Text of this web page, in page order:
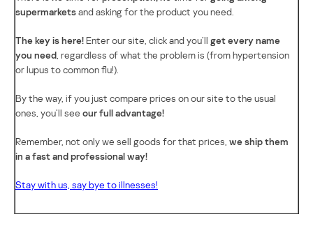
supermarketsand asking for the product you need.
The key is here!Enter our site, click and you’ll get every name
you need , regardless of what the problem is (from hypertension
or lupus to common flu!).
By the way, if you just compare prices on our site to the usual
ones, you’ll see our full advantage!
Remember, not only we sell goods for that prices, we ship them
in a fast and professional way!
Stay with us, say bye to illnesses!